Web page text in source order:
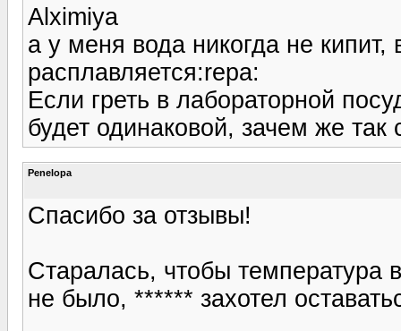
Alximiya
а у меня вода никогда не кипит,
расплавляется:repa:
Если греть в лабораторной
будет одинаковой, зачем же так
Penelopa
Спасибо за отзывы!
Старалась, чтобы
не было, ****** захотел